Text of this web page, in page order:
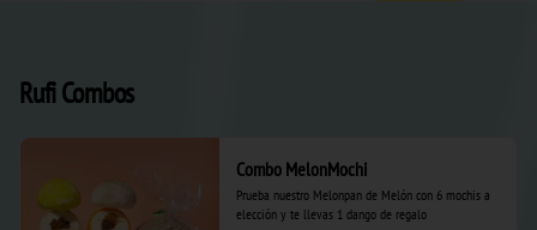
Rufi Combos
Combo MelonMochi
Prueba nuestro Melonpan de Melón con 6 mochis a
elección y te llevas 1 dango de regalo